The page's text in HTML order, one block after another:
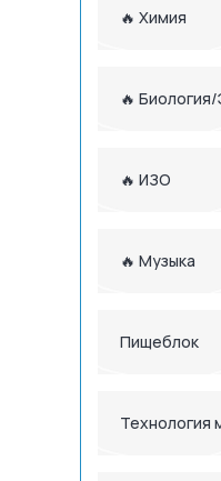
🔥 Химия
🔥
🔥 ИЗО
🔥 Музыка
Пищеблок
Технология